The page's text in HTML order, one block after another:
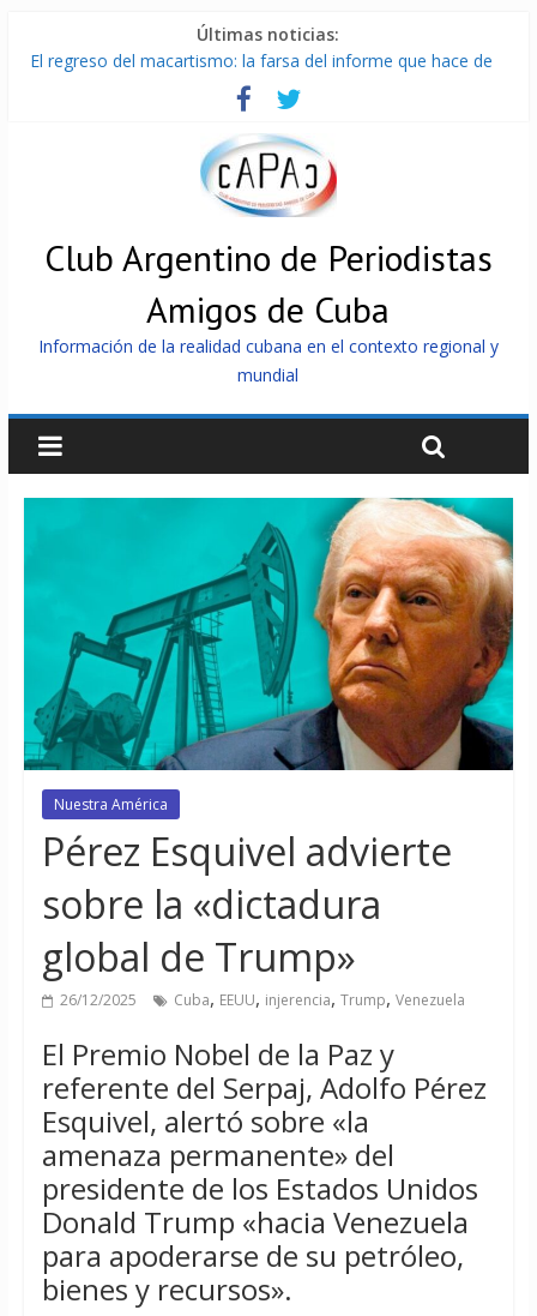
Últimas noticias:
El regreso del macartismo: la farsa del informe que hace de
Milei firmó memorándum con EE.UU sin informarlo
China presenta robots que pueden razonar, moverse y asistir
La Habana avanza en reconexión tras nuevo apagón
Más de 7 000 contenedores impedidos de llegar a Cuba
Club Argentino de Periodistas
Amigos de Cuba
Información de la realidad cubana en el contexto regional y
mundial
Nuestra América
Pérez Esquivel advierte
sobre la «dictadura
global de Trump»
26/12/2025 Cuba, EEUU, injerencia, Trump, Venezuela
El Premio Nobel de la Paz y
referente del Serpaj, Adolfo Pérez
Esquivel, alertó sobre «la
amenaza permanente» del
presidente de los Estados Unidos
Donald Trump «hacia Venezuela
para apoderarse de su petróleo,
bienes y recursos».